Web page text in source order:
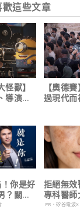
這些文章
怪獸】
導演皮
【奧德
過現代而
你是好
？關鍵
拒絕無
專科醫師
電波 X
PR・矽谷電波X